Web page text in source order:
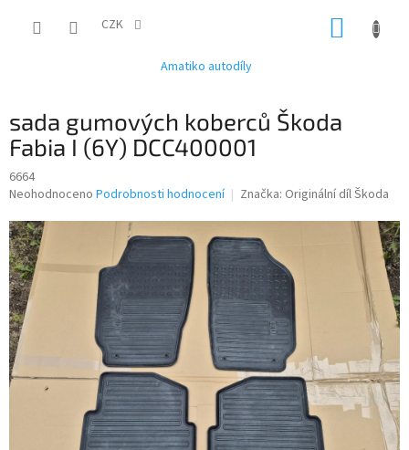
CZK
Amatiko autodíly
sada gumových koberců Škoda
Fabia I (6Y) DCC400001
6664
Průměrné
produktu
je
0,0
z
5
hvězdiček.
Neohodnoceno Podrobnosti hodnocení Značka: Originální díl Škoda